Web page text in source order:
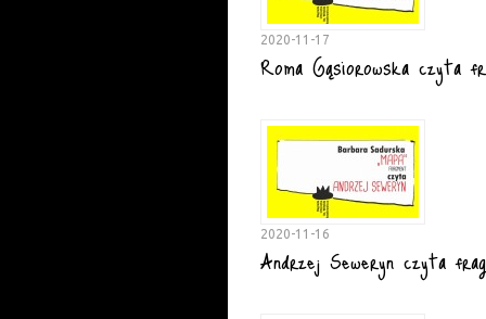
2020-11-17
Roma Gąsiorowska czyta
2020-11-16
Andrzej Seweryn czyta